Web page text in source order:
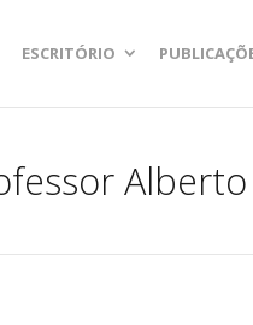
ESCRITÓRIO
Alberto